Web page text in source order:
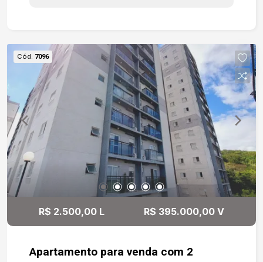
gourmet. - Área gourmet completa, equipada com
churrasqueira, forno à lenha e fogão à lenha,
perfeita para momentos de confraternização. -
Piscina privativa, ideal para lazer e relaxamento. -
Três suítes com piso em laminado de madeira,
sendo: Suíte master com closet, banheira de
hidromassagem e acesso a uma charmosa área
de luz. - Mezanino versátil, que pode ser
utilizado como sala de TV ou escritório, além de
contar com um quarto adicional. - Duas sacadas
com vista panorâmica para a cidade. Diferenciais
- Ambientes integrados e bem iluminados. -
Acabamentos de alto padrão. - Condomínio
Cód. 7096
R$ 2.500,00 L R$ 395.000,00 V
Apartamento para venda com 2